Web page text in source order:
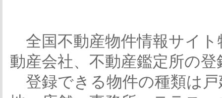
全国不動産物件情報サイト
動産会社、不動産鑑定所の
登録できる物件の種類は